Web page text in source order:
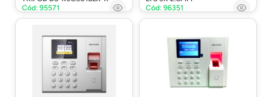
Cód: 95571
Cód: 96351